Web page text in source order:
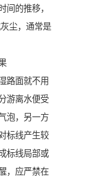
间的推移，
尘，通常是
路面就不用
游离水便受
泡，另一方
标线产生较
标线局部或
，应严禁在